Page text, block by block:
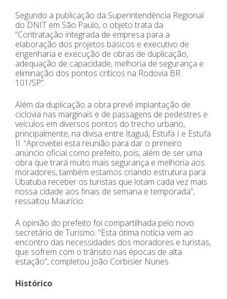
Segundo a publicação da Superintendência Regional
do DNIT em São Paulo, o objeto trata da
“Contratação integrada de empresa para a
elaboração dos projetos básicos e executivo de
engenharia e execução de obras de duplicação,
adequação de capacidade, melhoria de segurança e
eliminação dos pontos críticos na Rodovia BR
101/SP”.
Além da duplicação a obra prevê implantação de
ciclovia nas marginais e de passagens de pedestres e
veículos em diversos pontos do trecho urbano,
principalmente, na divisa entre Itaguá, Estufa I e Estufa
II. “Aproveitei esta reunião para dar o primeiro
anúncio oficial como prefeito, pois, além de ser uma
obra que trará muito mais segurança e melhoria aos
moradores, também estamos criando estrutura para
Ubatuba receber os turistas que lotam cada vez mais
nossa cidade aos finais de semana e temporada”,
ressaltou Maurício.
A opinião do prefeito foi compartilhada pelo novo
secretário de Turismo. “Esta ótima notícia vem ao
encontro das necessidades dos moradores e turistas,
que sofrem com o trânsito nas épocas de alta
estação”, completou João Corbisier Nunes.
Histórico